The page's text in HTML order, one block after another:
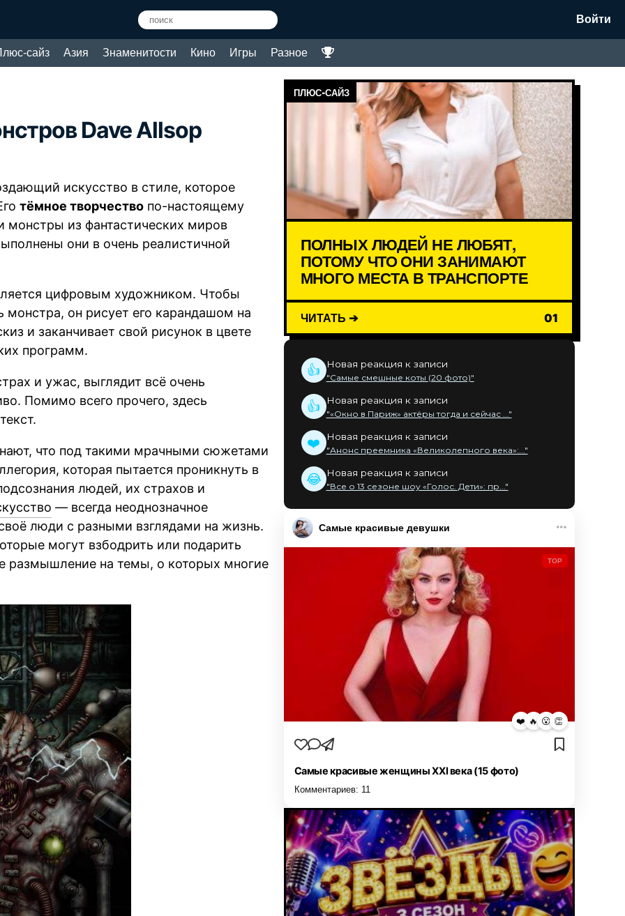
Войти
сайз Азия Знаменитости Кино Игры Разное
Dave Allsop
искусство в стиле, которое
тёмное творчество по-настоящему
из фантастических миров
они в очень реалистичной
цифровым художником. Чтобы
монстра, он рисует его карандашом на
и заканчивает свой рисунок в цвете
программ.
и ужас, выглядит всё очень
Помимо всего прочего, здесь
что под такими мрачными сюжетами
которая пытается проникнуть в
людей, их страхов и
— всегда неоднозначное
люди с разными взглядами на жизнь.
могут взбодрить или подарить
размышление на темы, о которых многие
ПЛЮС-САЙЗ
ПОЛНЫХ ЛЮДЕЙ НЕ ЛЮБЯТ,
ПОТОМУ ЧТО ОНИ ЗАНИМАЮТ
МНОГО МЕСТА В ТРАНСПОРТЕ
ЧИТАТЬ ➔ 01
👍 Новая реакция к записи
"Самые смешные коты (20 фото)"
👍 Новая реакция к записи
"«Окно в Париж» актёры тогда и сейчас ..."
❤️ Новая реакция к записи
"Анонс преемника «Великолепного века»:..."
😂 Новая реакция к записи
"Все о 13 сезоне шоу «Голос. Дети»: пр..."
Самые красивые девушки
TOP
❤️ 🔥 😮 👏
Самые красивые женщины XXI века (15 фото)
Комментариев: 11